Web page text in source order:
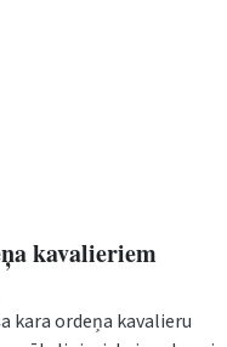
kavalieriem
kara ordeņa kavalieru